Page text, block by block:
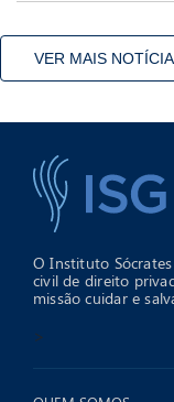
VER MAIS
O Instituto
civil de direito
missão cuidar e
>